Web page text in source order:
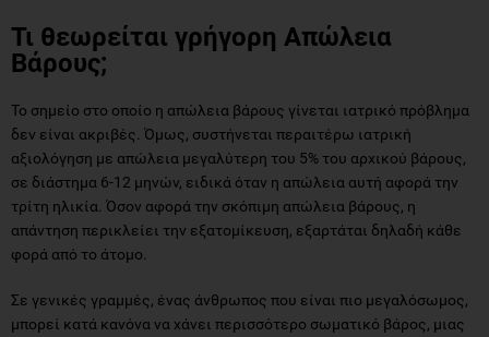
Τι θεωρείται γρήγορη Απώλεια
Βάρους;
Το σημείο στο οποίο η απώλεια βάρους γίνεται ιατρικό πρόβλημα
δεν είναι ακριβές. Όμως, συστήνεται περαιτέρω ιατρική
αξιολόγηση με απώλεια μεγαλύτερη του 5% του αρχικού βάρους,
σε διάστημα 6-12 μηνών, ειδικά όταν η απώλεια αυτή αφορά την
τρίτη ηλικία. Όσον αφορά την σκόπιμη απώλεια βάρους, η
απάντηση περικλείει την εξατομίκευση, εξαρτάται δηλαδή κάθε
φορά από το άτομο.
Σε γενικές γραμμές, ένας άνθρωπος που είναι πιο μεγαλόσωμος,
μπορεί κατά κανόνα να χάνει περισσότερο σωματικό βάρος, μιας